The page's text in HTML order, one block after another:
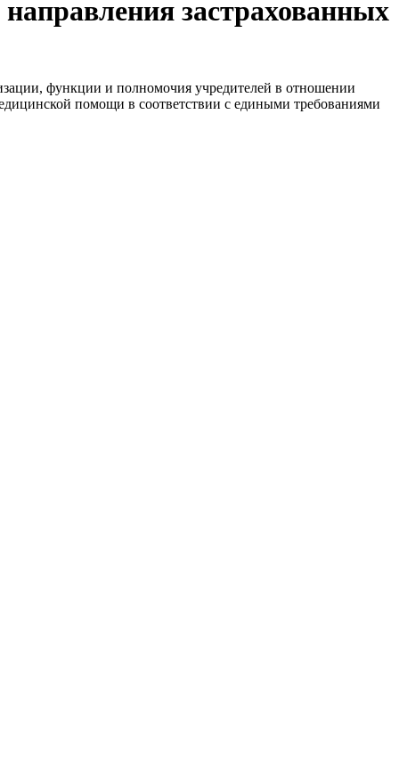
застрахованных
функции и полномочия учредителей в отношении
помощи в соответствии с едиными требованиями